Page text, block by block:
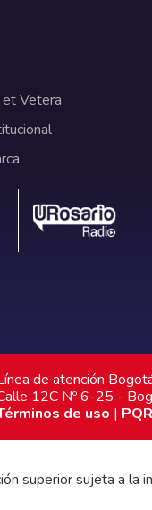
Vetera
de atención
12C Nº 6-25 -
de uso |
superior sujeta a la